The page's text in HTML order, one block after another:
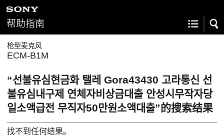
帮助指南
枪型麦克风
ECM-B1M
“선불유심현금화 탤레 Gora43430 고라통신 선
불유심내구제 연체자비상금대출 안성시무작자당
일소액급전 무직자50만원소액대출”的搜索结果
找不到任何结果。